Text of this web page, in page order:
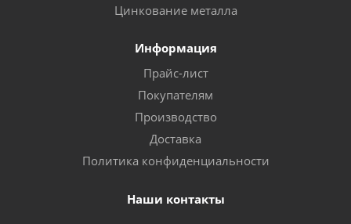
Цинкование металла
Информация
Прайс-лист
Покупателям
Производство
Доставка
Политика конфиденциальности
Наши контакты